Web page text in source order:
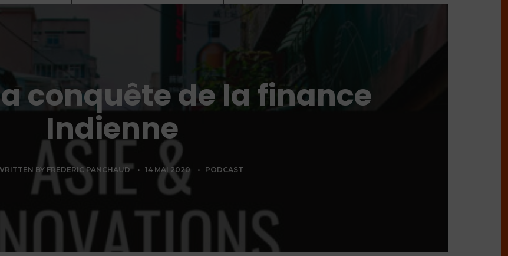
conquête de la finance
Indienne
BY FREDERIC PANCHAUD • 14 MAI 2020 • PODCAST